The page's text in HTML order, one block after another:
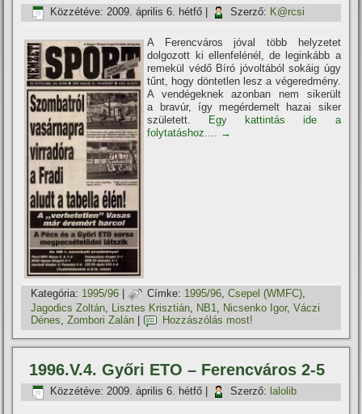
Közzétéve: 2009. április 6. hétfő Szerző: K@rcsi
A Ferencváros jóval több helyzetet
dolgozott ki ellenfelénél, de leginkább a
remekül védő Bí­ró jóvoltából sokáig úgy
tűnt, hogy döntetlen lesz a végeredmény.
A vendégeknek azonban nem sikerült
a bravúr, í­gy megérdemelt hazai siker
született.
Egy kattintás ide a
folytatáshoz.... →
Kategória: 1995/96 | Címke: 1995/96,Csepel (WMFC),
Jagodics Zoltán
Lisztes Krisztián NB1 Nicsenko Igor,Váczi
Dénes,Zombori Zalán Hozzászólás most!
1996.V.4. Győri ETO – Ferencváros 2-5
Közzétéve: 2009. április 6. hétfő Szerző: lalolib